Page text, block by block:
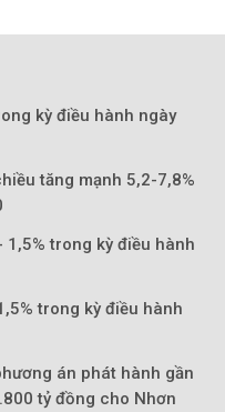
kỳ điều hành ngày
tăng mạnh 5,2-7,8%
trong kỳ điều hành
trong kỳ điều hành
án phát hành gần
tỷ đồng cho Nhơn